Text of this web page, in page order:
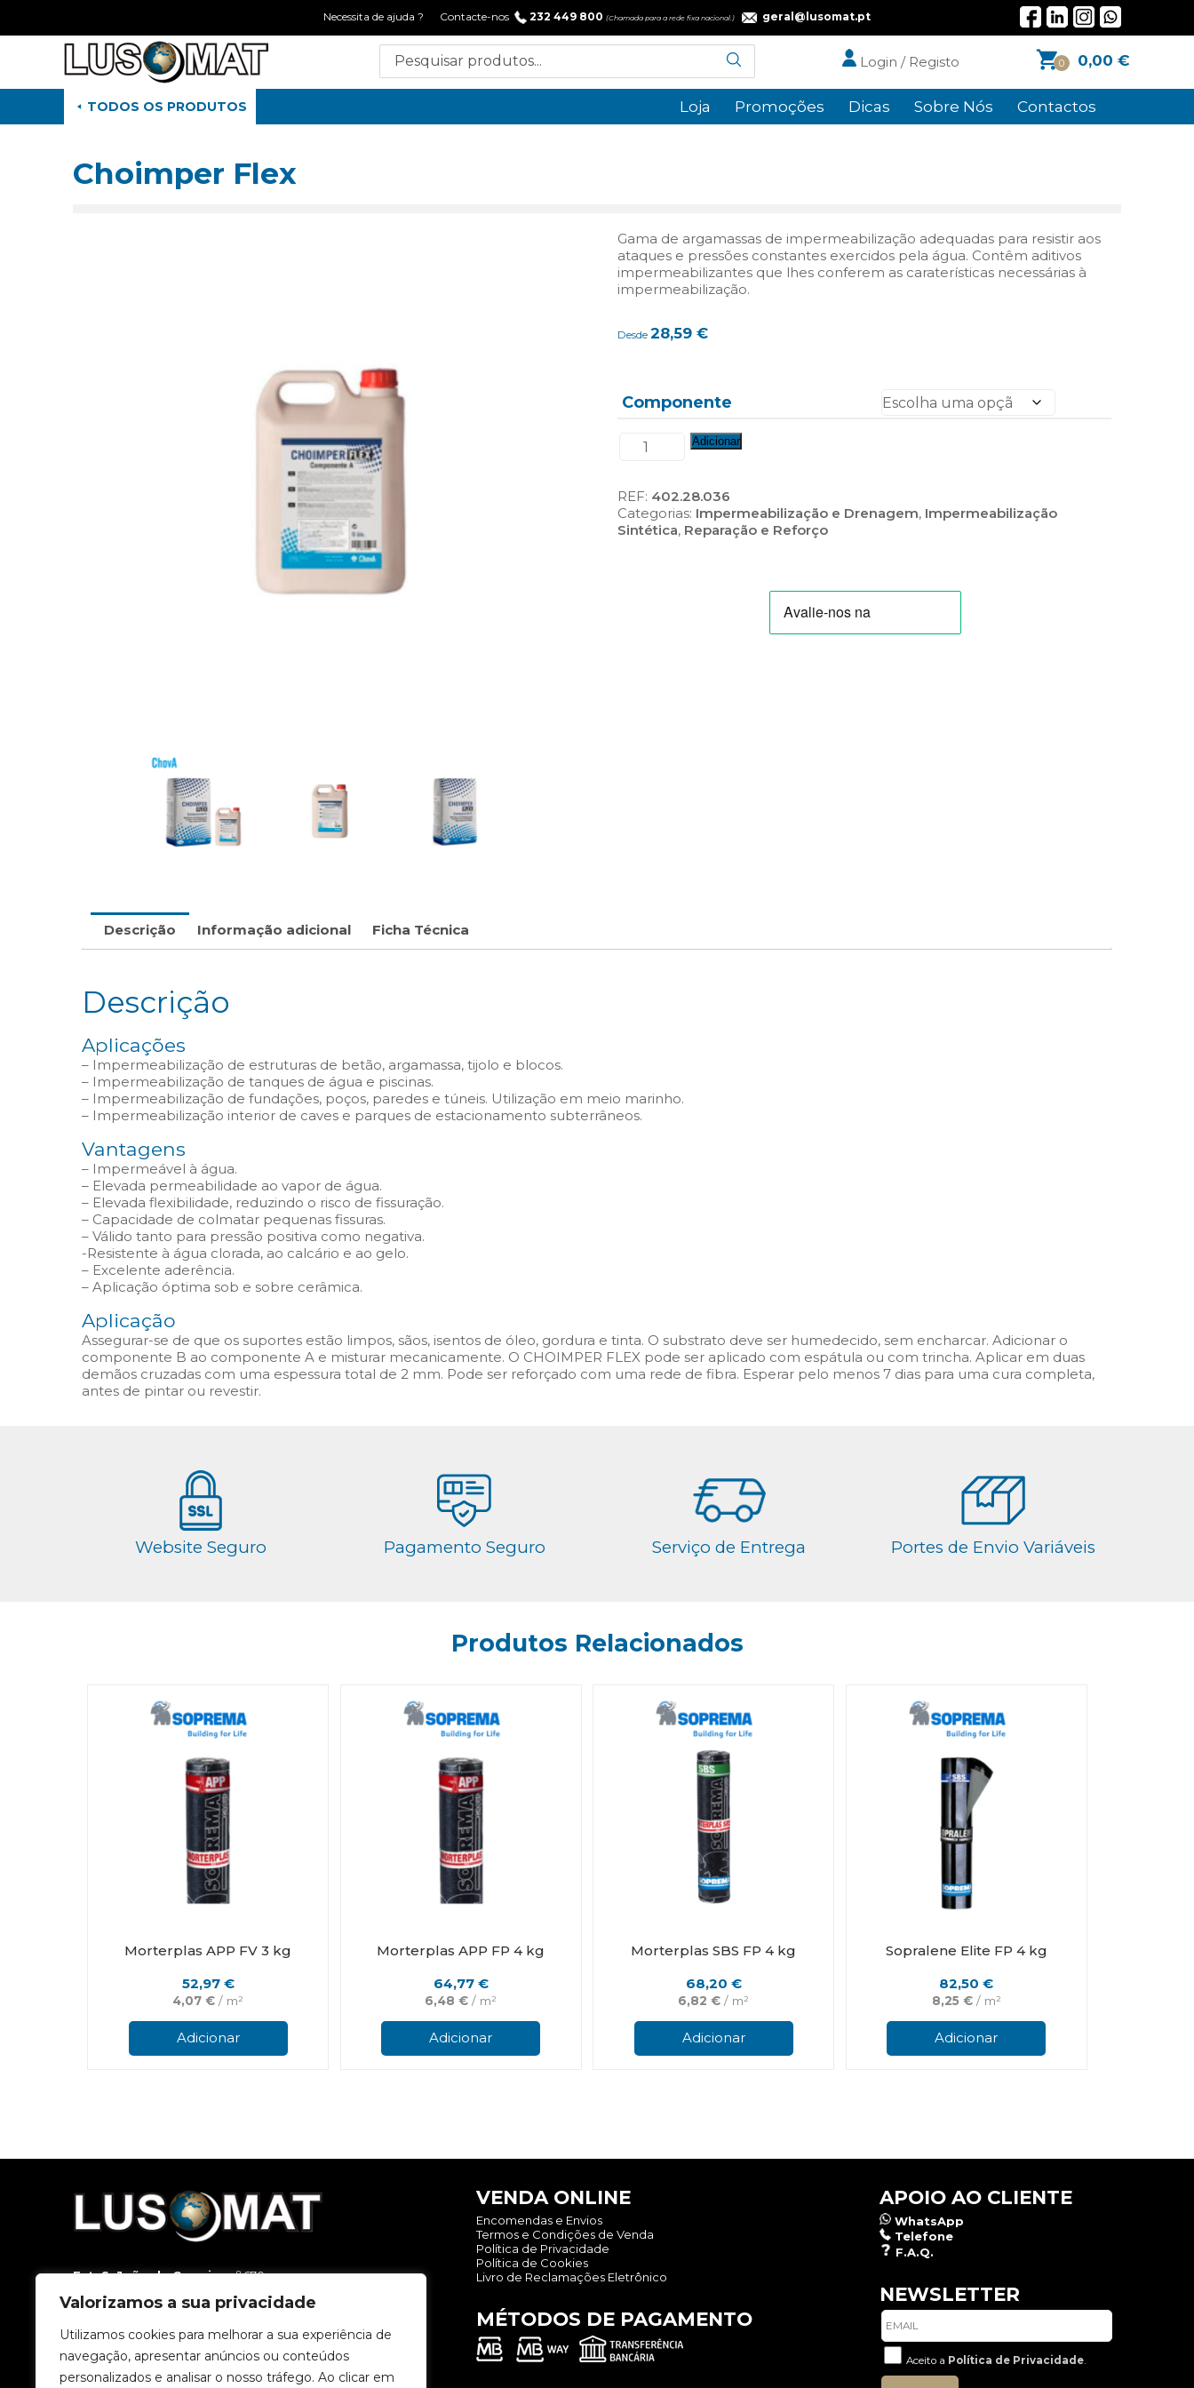
Valorizamos a sua privacidade
Utilizamos cookies para melhorar a sua experiência de
navegação, apresentar anúncios ou conteúdos
personalizados e analisar o nosso tráfego. Ao clicar em
Necessita de ajuda ? Contacte-nos 232 449 800 (Chamada para a rede fixa nacional.) geral@lusomat.pt
0 0,00 €
Login / Registo
TODOS OS PRODUTOS Loja Promoções Dicas Sobre Nós Contactos
Choimper Flex
Gama de argamassas de impermeabilização adequadas para resistir aos
ataques e pressões constantes exercidos pela água. Contêm aditivos
impermeabilizantes que lhes conferem as caraterísticas necessárias à
impermeabilização.
Desde 28,59€
Componente
Quantidade
Flex
Adicionar
REF: 402.28.036
Categorias: Impermeabilização e Drenagem, Impermeabilização
Sintética, Reparação e Reforço
Descrição Informação adicional Ficha Técnica
Descrição
Aplicações
– Impermeabilização de estruturas de betão, argamassa, tijolo e blocos.
– Impermeabilização de tanques de água e piscinas.
– Impermeabilização de fundações, poços, paredes e túneis. Utilização em meio marinho.
– Impermeabilização interior de caves e parques de estacionamento subterrâneos.
Vantagens
– Impermeável à água.
– Elevada permeabilidade ao vapor de água.
– Elevada flexibilidade, reduzindo o risco de fissuração.
– Capacidade de colmatar pequenas fissuras.
– Válido tanto para pressão positiva como negativa.
-Resistente à água clorada, ao calcário e ao gelo.
– Excelente aderência.
– Aplicação óptima sob e sobre cerâmica.
Aplicação
Assegurar-se de que os suportes estão limpos, sãos, isentos de óleo, gordura e tinta. O substrato deve ser humedecido, sem encharcar. Adicionar o
componente B ao componente A e misturar mecanicamente. O CHOIMPER FLEX pode ser aplicado com espátula ou com trincha. Aplicar em duas
demãos cruzadas com uma espessura total de 2 mm. Pode ser reforçado com uma rede de fibra. Esperar pelo menos 7 dias para uma cura completa,
antes de pintar ou revestir.
Website Seguro Pagamento Seguro Serviço de Entrega Portes de Envio Variáveis
Produtos Relacionados
Morterplas APP FV 3 kg
52,97 €
4,07€ / m²
Adicionar
Morterplas APP FP 4 kg
64,77 €
6,48€ / m²
Adicionar
Morterplas SBS FP 4 kg
68,20 €
6,82€ / m²
Adicionar
Sopralene Elite FP 4 kg
82,50€
8,25 €/ m²
Adicionar
Est. S. João da Carreira, nº 670
T.232 449 800(Chamada para a rede fixa nacional.)
E.geral@lusomat.pt
VENDA ONLINE
Encomendas e Envios
Termos e Condições de Venda
Política de Privacidade
Política de Cookies
Livro de Reclamações Eletrônico
MÉTODOS DE PAGAMENTO
APOIO AO CLIENTE
WhatsApp
Telefone
F.A.Q.
NEWSLETTER
Aceito a Política de Privacidade